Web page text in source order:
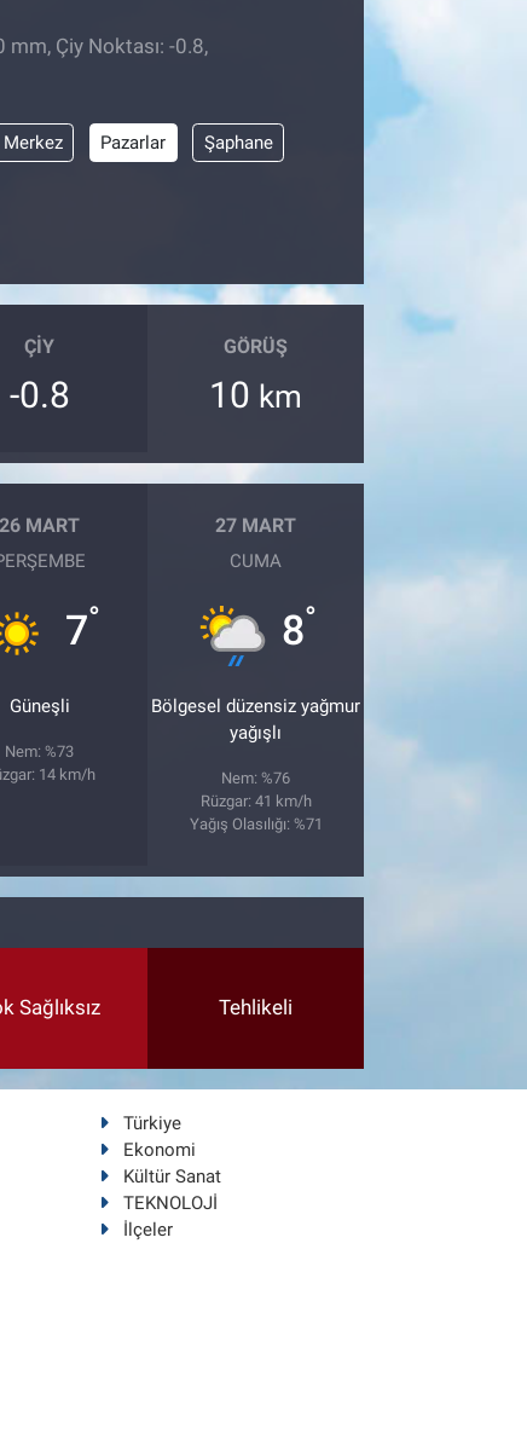
mm, Çiy Noktası: -0.8,
Merkez Pazarlar Şaphane
ÇIY
-0.8
GÖRÜŞ
10 km
26 MART
7°
Güneşli
Nem: %73
14 km/h
27 MART
CUMA
8°
Bölgesel düzensiz yağmur
yağışlı
Nem: %76
Rüzgar: 41 km/h
Yağış Olasılığı: %71
Sağlıksız Tehlikeli
Türkiye
Ekonomi
Kültür Sanat
TEKNOLOJİ
İlçeler